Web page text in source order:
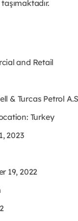
and Retail
& Turcas Petrol
Turkey
2023
19, 2022